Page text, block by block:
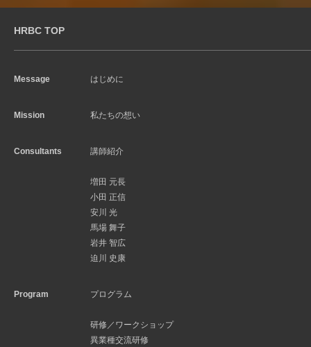
HRBC TOP
Message はじめに
Mission 私たちの想い
Consultants 講師紹介
増田 元長
小田 正信
安川 光
馬場 舞子
岩井 智広
迫川 史康
Program プログラム
研修／ワークショップ
異業種交流研修